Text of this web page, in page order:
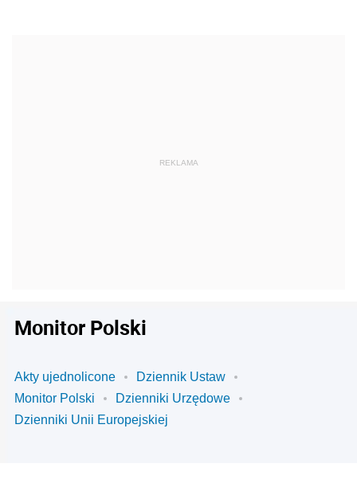
Monitor Polski
Akty ujednolicone
Dziennik Ustaw
Monitor Polski
Dzienniki Urzędowe
Dzienniki Unii Europejskiej